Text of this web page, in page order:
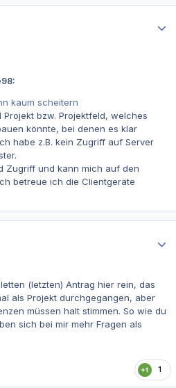
kaum scheitern
bzw. Projektfeld, welches
könnte, bei denen es klar
habe z.B. kein Zugriff auf Server
Zugriff und kann mich auf den
betreue ich die Clientgeräte
(letzten) Antrag hier rein, das
als Projekt durchgegangen, aber
müssen halt stimmen. So wie du
sich bei mir mehr Fragen als
1